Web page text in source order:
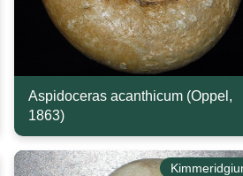
Aspidoceras acanthicum (Oppel,
1863)